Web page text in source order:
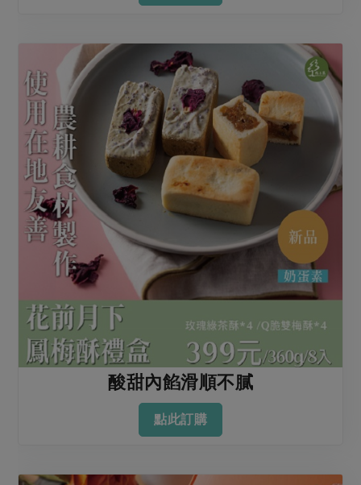
酸甜內餡滑順不膩
點此訂購